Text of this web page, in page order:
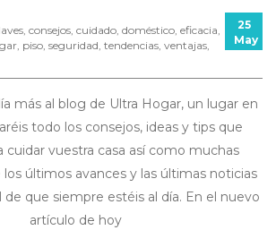
consejos cuidado doméstico eficacia
piso seguridad tendencias ventajas
25
May
más al blog de Ultra Hogar, un lugar en
todo los consejos, ideas y tips que
cuidar vuestra casa así como muchas
últimos avances y las últimas noticias
que siempre estéis al día. En el nuevo
artículo de hoy